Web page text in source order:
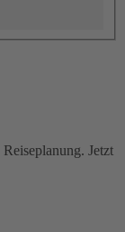
Jetzt